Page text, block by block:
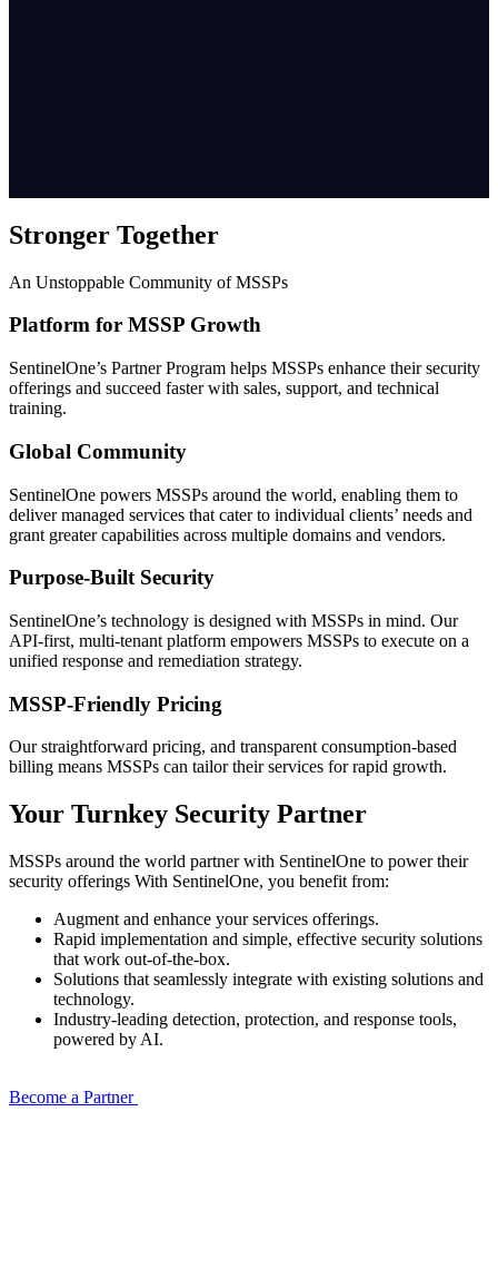
Stronger Together
An Unstoppable Community of MSSPs
Platform for MSSP Growth
SentinelOne’s Partner Program helps MSSPs enhance their security
offerings and succeed faster with sales, support, and technical
training.
Global Community
SentinelOne powers MSSPs around the world, enabling them to
deliver managed services that cater to individual clients’ needs and
grant greater capabilities across multiple domains and vendors.
Purpose-Built Security
SentinelOne’s technology is designed with MSSPs in mind. Our
API-first, multi-tenant platform empowers MSSPs to execute on a
unified response and remediation strategy.
MSSP-Friendly Pricing
Our straightforward pricing, and transparent consumption-based
billing means MSSPs can tailor their services for rapid growth.
Your Turnkey Security Partner
MSSPs around the world partner with SentinelOne to power their
security offerings With SentinelOne, you benefit from:
Augment and enhance your services offerings.
Rapid implementation and simple, effective security solutions
that work out-of-the-box.
Solutions that seamlessly integrate with existing solutions and
technology.
Industry-leading detection, protection, and response tools,
powered by AI.
Become a Partner